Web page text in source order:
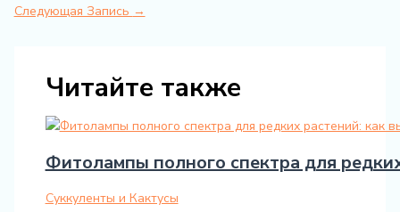
Следующая Запись →
Читайте также
Фитолампы полного спектра для
Суккуленты и Кактусы